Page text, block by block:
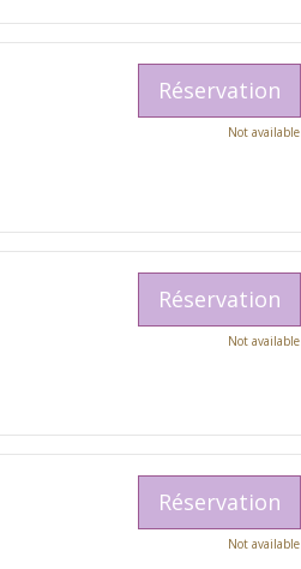
Réservation
Not available
Réservation
Not available
Réservation
Not available